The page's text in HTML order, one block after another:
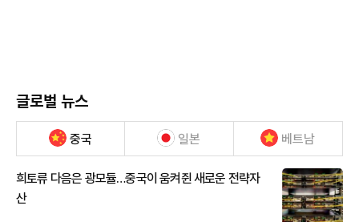
글로벌 뉴스
중국 일본 베트남
희토류 다음은 광모듈…중국이 움켜쥔 새로운 전략자
산